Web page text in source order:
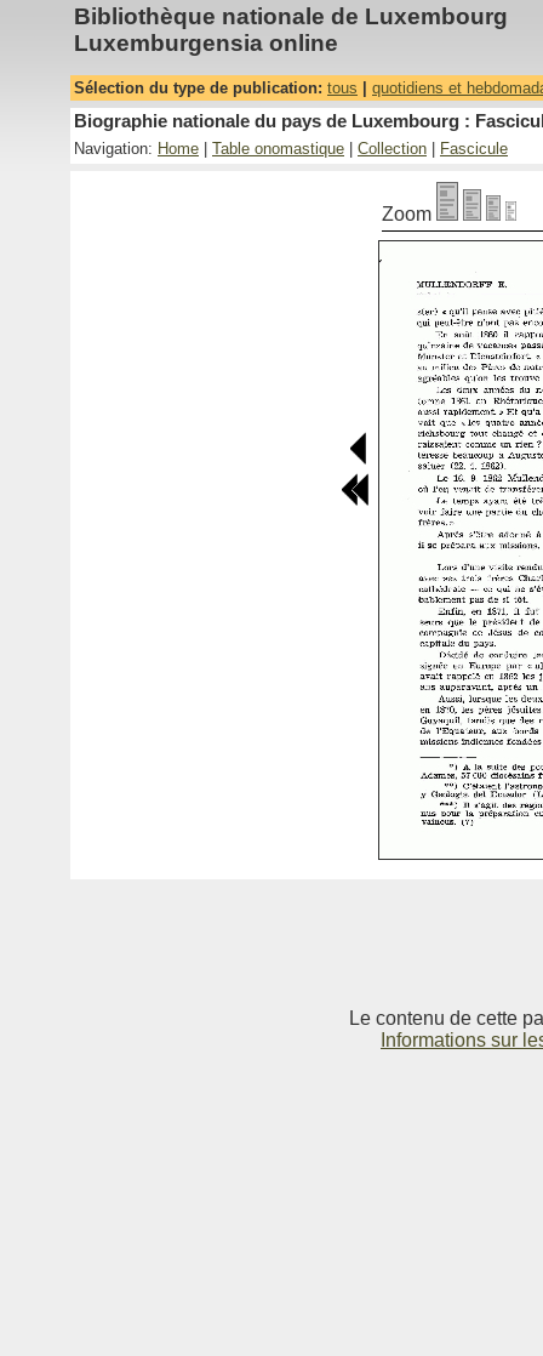
Bibliothèque nationale de Luxembourg
Luxemburgensia online
Sélection du type de publication: tous quotidiens et
Biographie nationale du pays de Luxembourg :
Navigation: Home Table onomastique Collection Fascicule
Zoom
Le contenu de cette
Informations sur